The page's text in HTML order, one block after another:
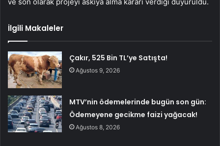
İlgili Makaleler
Çakır, 525 Bin TL’ye Satışta!
Ağustos 9, 2026
MTV’nin ödemelerinde bugün son gün:
Ödemeyene gecikme faizi yağacak!
Ağustos 8, 2026